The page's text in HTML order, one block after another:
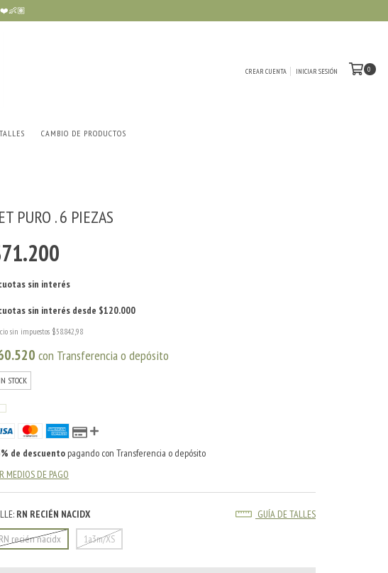
CREAR CUENTA INICIAR SESIÓN 0
TALLES CAMBIO DE PRODUCTOS
PURO . 6 PIEZAS
sin impuestos $58.842,98
con Transferencia o depósito
STOCK
de descuento pagando con Transferencia o depósito
MEDIOS DE PAGO
RN RECIÉN NACIDX
GUÍA DE TALLES
RN recién nacidx
1a3m/XS